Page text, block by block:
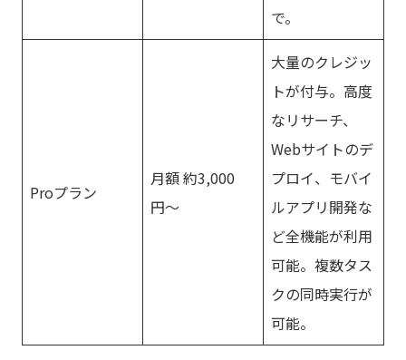
で。
Proプラン
月額 約3,000
円〜
大量のクレジッ
トが付与。高度
なリサーチ、
Webサイトのデ
プロイ、モバイ
ルアプリ開発な
ど全機能が利用
可能。複数タス
クの同時実行が
可能。